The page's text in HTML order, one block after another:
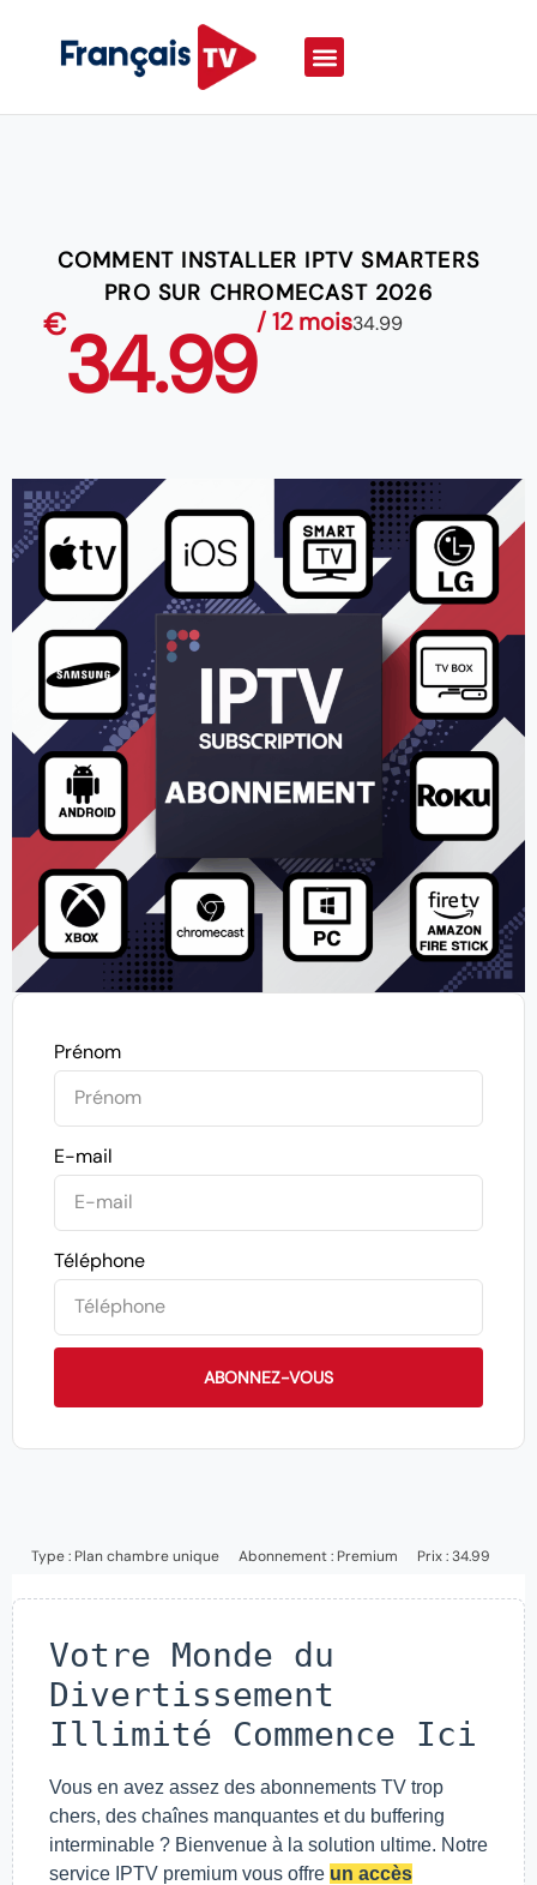
COMMENT INSTALLER IPTV SMARTERS
PRO SUR CHROMECAST 2026
€34.99/ 12 mois34.99
Prénom
E-mail
Téléphone
ABONNEZ-VOUS
Type : Plan chambre unique Abonnement : Premium Prix : 34.99
Votre Monde du
Divertissement
Illimité Commence Ici
Vous en avez assez des abonnements TV trop
chers, des chaînes manquantes et du buffering
interminable ? Bienvenue à la solution ultime. Notre
service IPTV premium vous offre un accès